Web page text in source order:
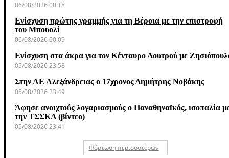
06/08/2026 00:18
Ενίσχυση πρώτης γραμμής για τη Βέροια με την επιστροφή
του Μπουολί
06/08/2026 00:09
Ενίσχυση στα άκρα για τον Κένταυρο Λουτρού με
05/08/2026 23:58
Στην ΑΕ Αλεξάνδρειας ο 17χρονος Δημήτρης Νοβάκης
05/08/2026 23:49
Άφησε ανοιχτούς λογαριασμούς ο Παναθηναϊκός, ισοπαλία
την ΤΣΣΚΑ (βίντεο)
05/08/2026 23:41
Φόρτωση περισσοτέρων